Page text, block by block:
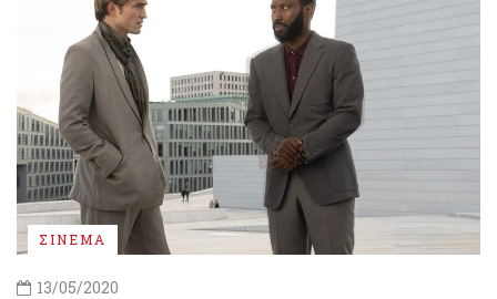
ΣΙΝΕΜΑ
13/05/2020